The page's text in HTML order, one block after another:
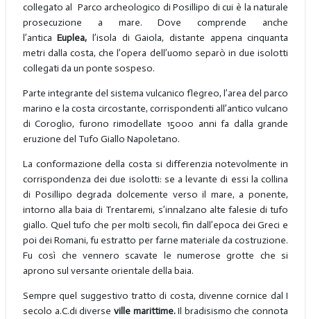
collegato al Parco archeologico di Posillipo di cui è la naturale
prosecuzione a mare. Dove comprende anche
l’anticaEuplea,l’isola di Gaiola, distante appena cinquanta
metri dalla costa, che l’opera dell’uomo separò in due isolotti
collegati da un ponte sospeso.
Parte integrante del sistema vulcanico flegreo, l’area del parco
marino e la costa circostante, corrispondenti all’antico vulcano
di Coroglio, furono rimodellate 15000 anni fa dalla grande
eruzione del Tufo Giallo Napoletano.
La conformazione della costa si differenzia notevolmente in
corrispondenza dei due isolotti: se a levante di essi la collina
di Posillipo degrada dolcemente verso il mare, a ponente,
intorno alla baia di Trentaremi, s’innalzano alte falesie di tufo
giallo. Quel tufo che per molti secoli, fin dall’epoca dei Greci e
poi dei Romani, fu estratto per farne materiale da costruzione.
Fu così che vennero scavate le numerose grotte che si
aprono sul versante orientale della baia.
Sempre quel suggestivo tratto di costa, divenne cornice dal I
secolo a.C.di diverse ville marittime.Il bradisismo che connota